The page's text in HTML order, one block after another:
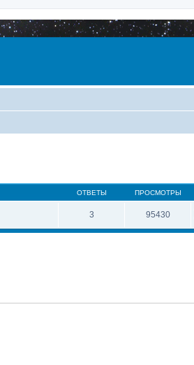
ОТВЕТЫ ПРОСМОТРЫ
3 95430